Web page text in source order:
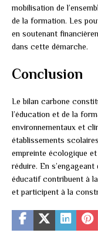
mobilisation de
de la formation. Les
en soutenant
dans cette démarche.
Conclusion
Le bilan carbone
l’éducation et de la
environnementaux et
établissements
empreinte écologique
réduire. En
éducatif contribuent à
et participent à la